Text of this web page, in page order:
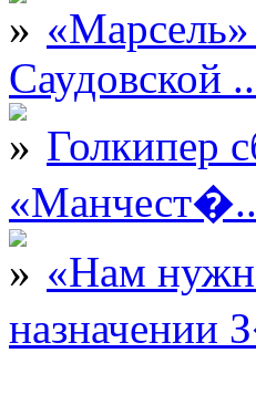
Саудовской
Голкипер
«Нам
назначении